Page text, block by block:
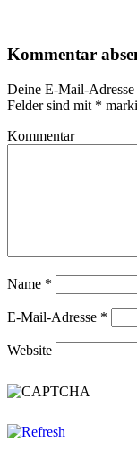
Kommentar
Deine E-Mail-
Felder sind mit *
Kommentar
Name *
E-Mail-Adresse *
Website